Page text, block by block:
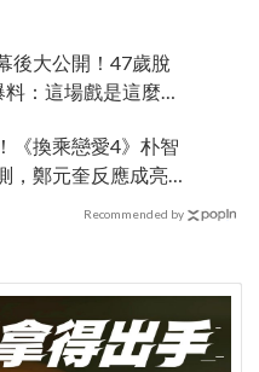
後大公開！47歲脫
：這場戲是這麼拍
《換乘戀愛4》朴智
，鄭元奎反應成亮
Recommended by